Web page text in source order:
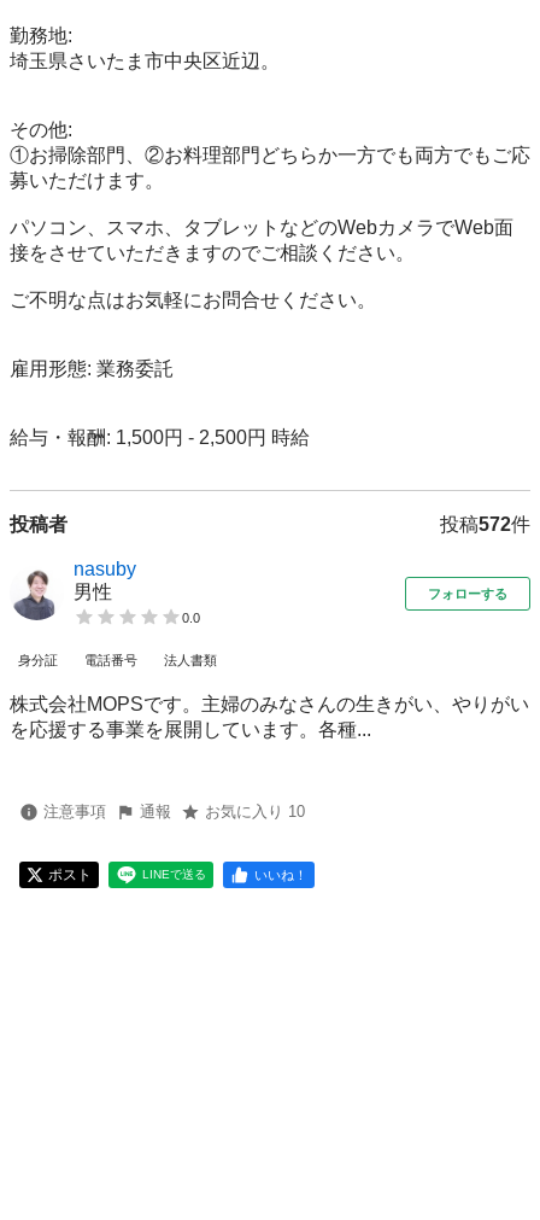
勤務地:
埼玉県さいたま市中央区近辺。
その他:
①お掃除部門、②お料理部門どちらか一方でも両方でもご応
募いただけます。
パソコン、スマホ、タブレットなどのWebカメラでWeb面
接をさせていただきますのでご相談ください。
ご不明な点はお気軽にお問合せください。
雇用形態: 業務委託
給与・報酬: 1,500円 - 2,500円 時給
投稿者 投稿572件
nasuby
男性
0.0
フォローする
身分証 電話番号 法人書類
株式会社MOPSです。主婦のみなさんの生きがい、やりがい
を応援する事業を展開しています。各種...
注意事項 通報 お気に入り 10
ポスト LINEで送る いいね！